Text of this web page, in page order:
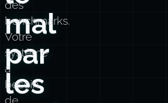
mal
par
les
des
benchmarks.
Votre
système
a
besoin
de